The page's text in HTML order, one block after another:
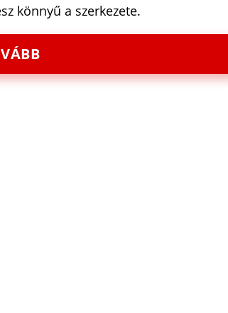
könnyű a szerkezete.